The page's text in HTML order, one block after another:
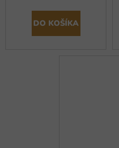
DO KOŠÍKA